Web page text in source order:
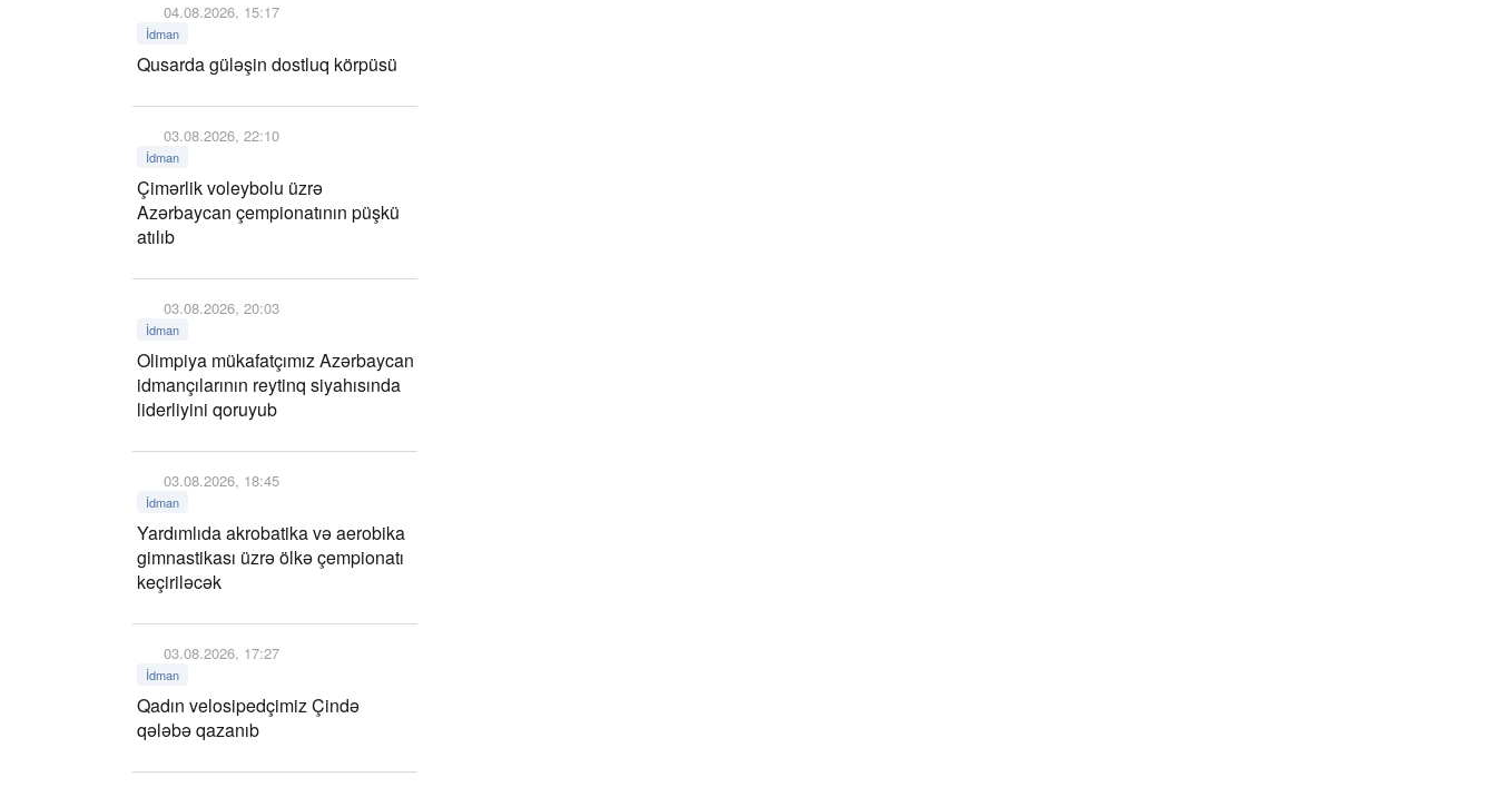
04.08.2026, 15:17
İdman
Qusarda güləşin dostluq körpüsü
03.08.2026, 22:10
İdman
Çimərlik voleybolu üzrə
Azərbaycan çempionatının püşkü
atılıb
03.08.2026, 20:03
İdman
Olimpiya mükafatçımız Azərbaycan
idmançılarının reytinq siyahısında
liderliyini qoruyub
03.08.2026, 18:45
İdman
Yardımlıda akrobatika və aerobika
gimnastikası üzrə ölkə çempionatı
keçiriləcək
03.08.2026, 17:27
İdman
Qadın velosipedçimiz Çində
qələbə qazanıb